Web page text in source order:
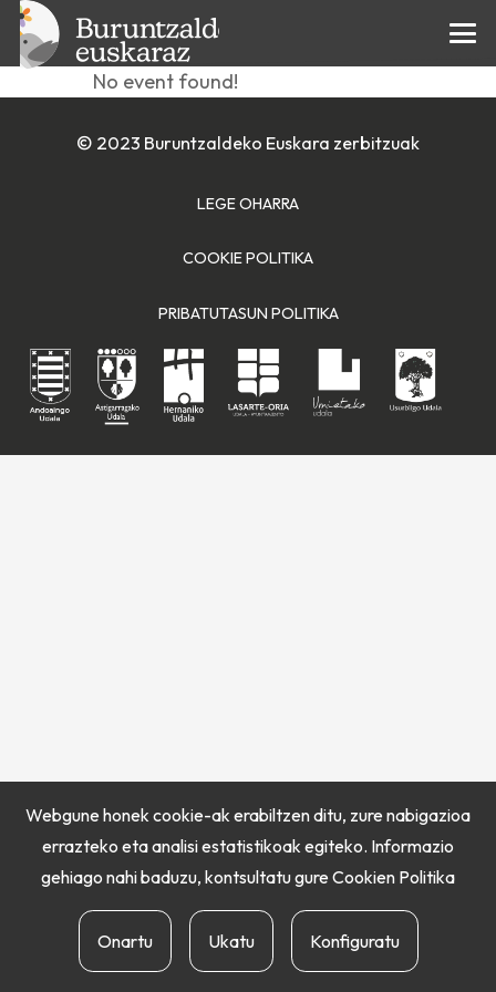
Zinea kalean
No event found!
© 2023 Buruntzaldeko Euskara zerbitzuak
LEGE OHARRA
COOKIE POLITIKA
PRIBATUTASUN POLITIKA
Webgune honek cookie-ak erabiltzen ditu, zure nabigazioa
errazteko eta analisi estatistikoak egiteko. Informazio
gehiago nahi baduzu, kontsultatu gure Cookien Politika
Onartu Ukatu Konfiguratu